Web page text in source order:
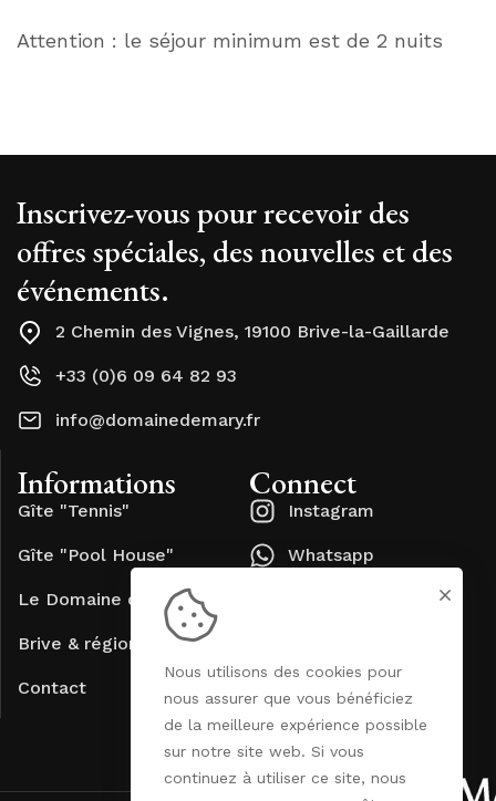
Attention : le séjour minimum est de 2 nuits
Inscrivez-vous pour recevoir des
offres spéciales, des nouvelles et des
événements.
2 Chemin des Vignes, 19100 Brive-la-Gaillarde
+33 (0)6 09 64 82 93
info@domainedemary.fr
Informations
Gîte "Tennis"
Gîte "Pool House"
Le Domaine de Mary
Brive & région
Contact
Connect
Instagram
Whatsapp
Nous utilisons des cookies pour
nous assurer que vous bénéficiez
de la meilleure expérience possible
sur notre site web. Si vous
continuez à utiliser ce site, nous